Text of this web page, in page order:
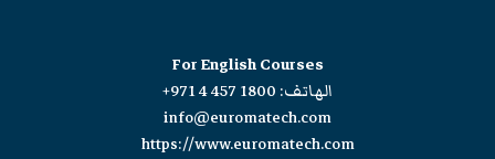
For English Courses
الهاتف: +971 4 457 1800
info@euromatech.com
https://www.euromatech.com